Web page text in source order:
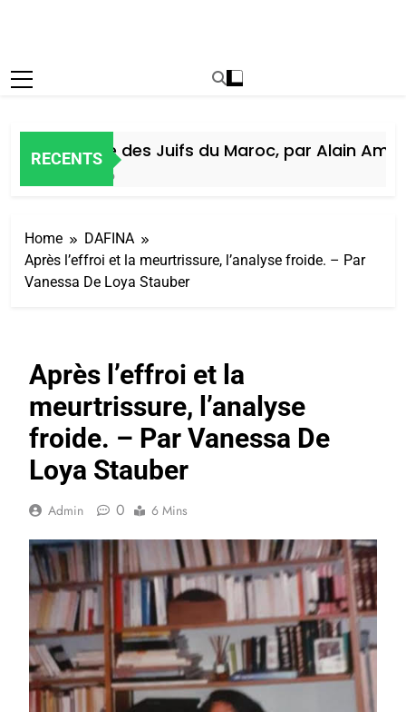
RECENTS
Histoire des Juifs du Maroc, par Alain Amiel
Home
DAFINA
Après l’effroi et la meurtrissure, l’analyse froide. – Par
Vanessa De Loya Stauber
Après l’effroi et la
meurtrissure, l’analyse
froide. – Par Vanessa De
Loya Stauber
Admin 0 6 Mins